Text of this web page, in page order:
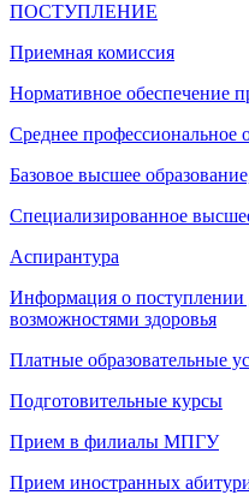
ПОСТУПЛЕНИЕ
Приемная комиссия
Нормативное обеспечение
Среднее профессиональное
Базовое высшее
Специализированное
Аспирантура
Информация о
возможностями здоровья
Платные образовательные
Подготовительные курсы
Прием в филиалы МПГУ
Прием иностранных